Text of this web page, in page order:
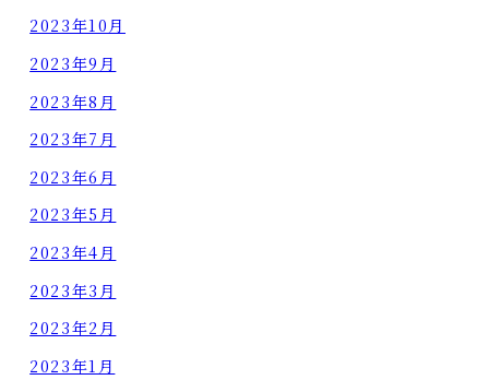
2023年10月
2023年9月
2023年8月
2023年7月
2023年6月
2023年5月
2023年4月
2023年3月
2023年2月
2023年1月